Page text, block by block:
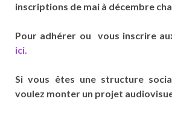
inscriptions de mai à décembre
Pour adhérer ou vous inscrire
ici.
Si vous êtes une structure
voulez monter un projet